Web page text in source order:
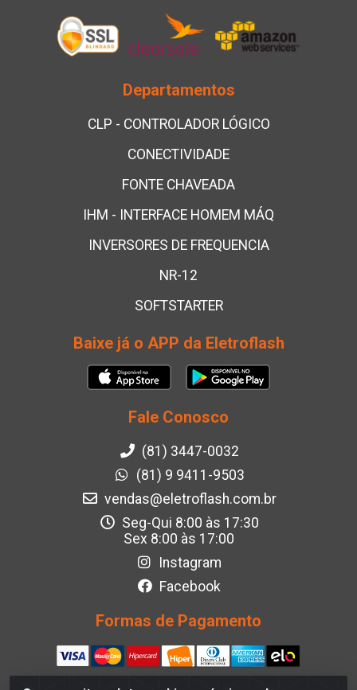
Departamentos
CLP - CONTROLADOR LÓGICO
CONECTIVIDADE
FONTE CHAVEADA
IHM - INTERFACE HOMEM MÁQ
INVERSORES DE FREQUENCIA
NR-12
SOFTSTARTER
Baixe já o APP da Eletroflash
Fale Conosco
(81) 3447-0032
(81) 9 9411-9503
vendas@eletroflash.com.br
Seg-Qui 8:00 às 17:30
Sex 8:00 às 17:00
Instagram
Facebook
Formas de Pagamento